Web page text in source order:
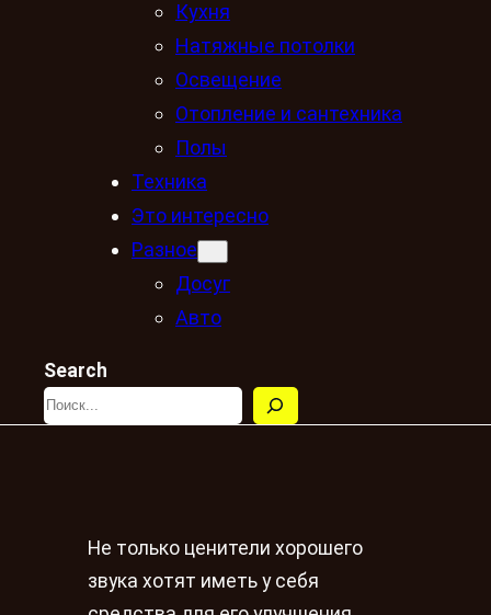
Кухня
Натяжные потолки
Освещение
Отопление и сантехника
Полы
Техника
Это интересно
Разное
Досуг
Авто
Search
Не только ценители хорошего
звука хотят иметь у себя